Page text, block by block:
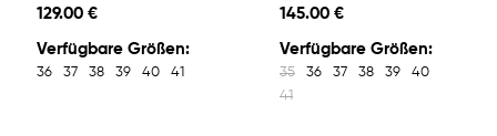
129.00 €
Verfügbare Größen:
36 37 38 39 40 41
145.00 €
Verfügbare Größen:
35 36 37 38 39
40
41